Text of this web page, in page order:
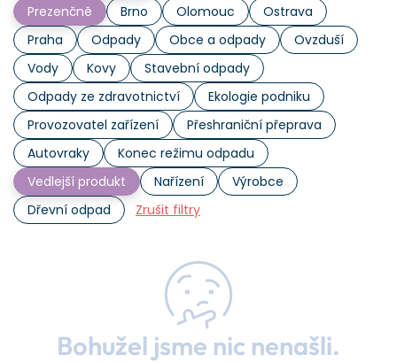
Prezenčně
Brno Olomouc
Ostrava
Praha
Odpady Obce a odpady
Ovzduší
Vody
Kovy
Stavební odpady
Odpady ze zdravotnictví
Ekologie podniku
Provozovatel zařízení
Přeshraniční přeprava
Autovraky
Konec režimu odpadu
Vedlejší produkt
Nařízení
Výrobce
Dřevní odpad
Zrušit filtry
Bohužel jsme nic nenašli.